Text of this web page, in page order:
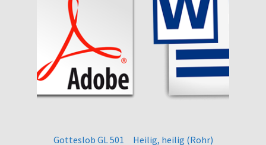
Gotteslob GL 501 Heilig, heilig (Rohr)